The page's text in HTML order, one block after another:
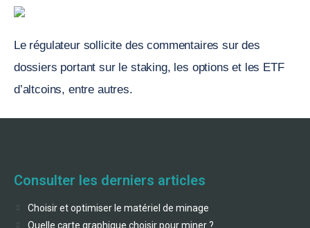
Le régulateur sollicite des commentaires sur des
dossiers portant sur le staking, les options et les ETF
d’altcoins, entre autres.
Consulter les derniers articles
Choisir et optimiser le matériel de minage
Quelle carte graphique choisir pour miner ?